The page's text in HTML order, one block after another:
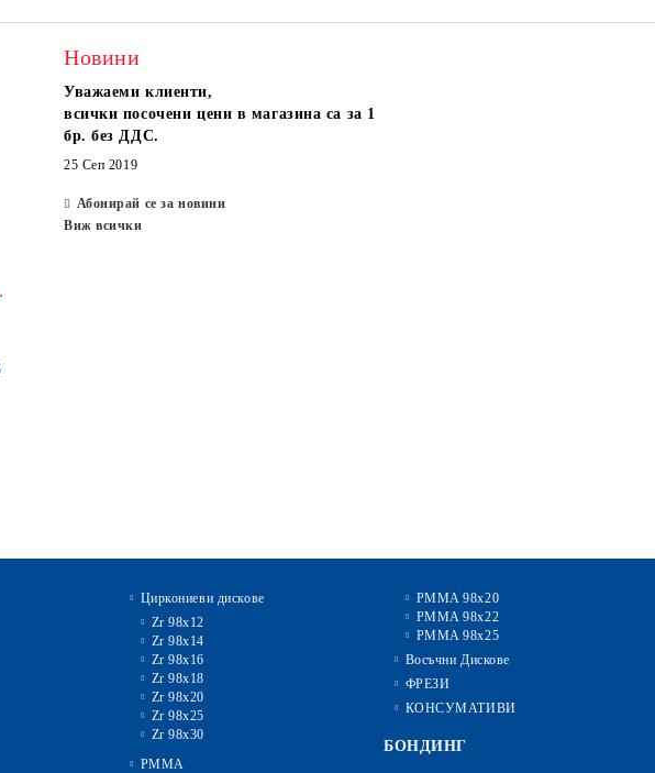
Новини
Уважаеми клиенти,
всички посочени цени в магазина са за 1
бр. без ДДС.
25 Сеп 2019
Абонирай се за новини
Виж всички
Циркониеви дискове
Zr 98x12
Zr 98x14
Zr 98x16
Zr 98x18
Zr 98x20
Zr 98x25
Zr 98x30
PMMA
PMMA 98x20
PMMA 98x22
PMMA 98x25
Восъчни Дискове
ФРЕЗИ
КОНСУМАТИВИ
БОНДИНГ